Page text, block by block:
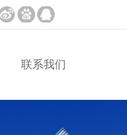
联系我们